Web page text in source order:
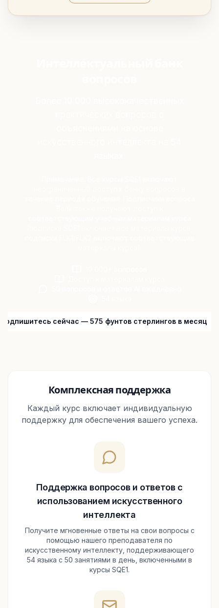
Подпишитесь сейчас — 575 фунтов стерлингов в месяц
Комплексная поддержка
Каждый курс включает индивидуальную
поддержку для обеспечения вашего успеха.
Поддержка вопросов и ответов с
использованием искусственного
интеллекта
Получите мгновенные ответы на свои вопросы с
помощью нашего преподавателя по
искусственному интеллекту, поддерживающего
54 языка с 50 занятиями в день, включенными в
курсы SQE1.